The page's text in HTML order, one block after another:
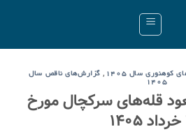
کوهنوری سال ۱۴۰۵ , گزارش‌های ناقص سال
۱۴۰۵
قله‌های سرکچال مورخ